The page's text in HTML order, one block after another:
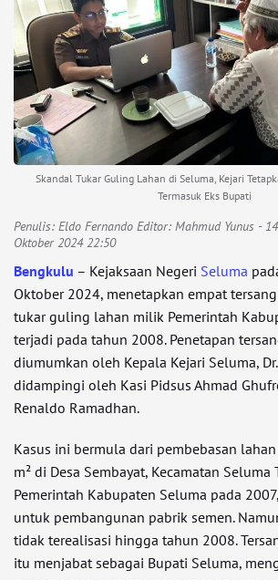
Skandal Tukar Guling Lahan di Seluma, Kejari
Termasuk Eks Bupati
Penulis: Eldo Fernando Editor: Mahmud Yunus - 14
Oktober 2024 22:50
Bengkulu – Kejaksaan Negeri Seluma
Oktober 2024, menetapkan empat
tukar guling lahan milik Pemerintah
terjadi pada tahun 2008. Penetapan
diumumkan oleh Kepala Kejari Seluma,
didampingi oleh Kasi Pidsus Ahmad
Renaldo Ramadhan.
Kasus ini bermula dari pembebasan
m² di Desa Sembayat, Kecamatan Seluma
Pemerintah Kabupaten Seluma pada
untuk pembangunan pabrik semen.
tidak terealisasi hingga tahun 2008.
itu menjabat sebagai Bupati Seluma,